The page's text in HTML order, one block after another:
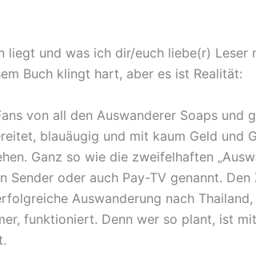
liegt und was ich dir/euch liebe(r) Leser
Buch klingt hart, aber es ist Realität:
von all den Auswanderer Soaps und
blauäugig und mit kaum Geld und
Ganz so wie die zweifelhaften
Sender oder auch Pay-TV genannt. Den
Auswanderung nach
funktioniert. Denn wer so plant, ist